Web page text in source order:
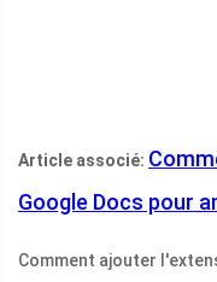
Article associé:
Google Docs pour
Comment ajouter